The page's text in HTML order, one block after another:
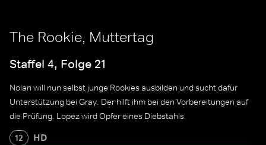
The Rookie, Muttertag
Staffel 4, Folge 21
Nolan will nun selbst junge Rookies ausbilden und sucht dafür
Unterstützung bei Gray. Der hilft ihm bei den Vorbereitungen auf
die Prüfung. Lopez wird Opfer eines Diebstahls.
12 HD